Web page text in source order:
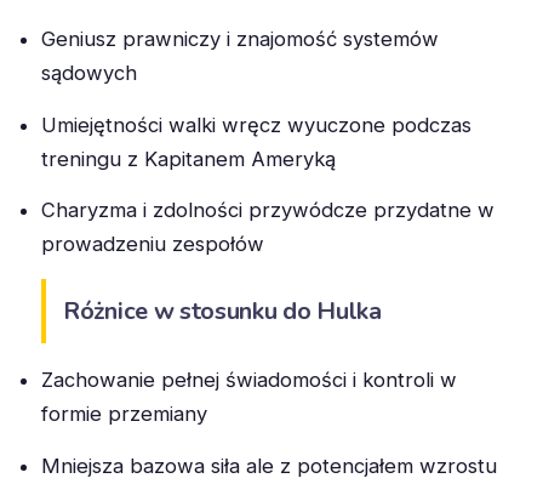
Geniusz prawniczy i znajomość systemów
sądowych
Umiejętności walki wręcz wyuczone podczas
treningu z Kapitanem Ameryką
Charyzma i zdolności przywódcze przydatne w
prowadzeniu zespołów
Różnice w stosunku do Hulka
Zachowanie pełnej świadomości i kontroli w
formie przemiany
Mniejsza bazowa siła ale z potencjałem wzrostu